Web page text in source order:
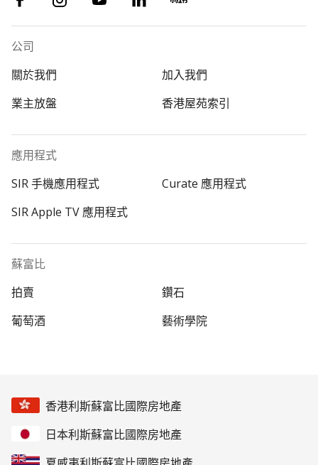
公司
關於我們
加入我們
業主放盤
香港屋苑索引
應用程式
SIR 手機應用程式
Curate 應用程式
SIR Apple TV 應用程式
蘇富比
拍賣
鑽石
葡萄酒
藝術學院
香港利斯蘇富比國際房地產
日本利斯蘇富比國際房地產